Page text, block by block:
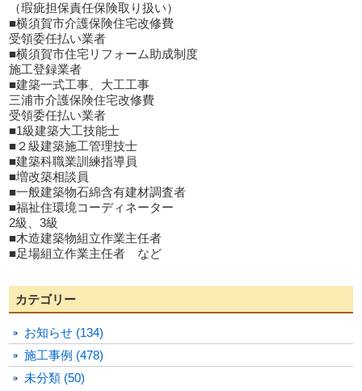
（瑕疵担保責任保険取り扱い）
■横須賀市介護保険住宅改修費
受領委任払い業者
■横須賀市住宅リフォーム助成制度
施工登録業者
■建築一式工事、大工工事
三浦市介護保険住宅改修費
受領委任払い業者
■1級建築大工技能士
■２級建築施工管理技士
■建築科職業訓練指導員
■増改築相談員
■一般建築物石綿含有建材調査者
■福祉住環境コーディネーター
2級、3級
■木造建築物組立作業主任者
■足場組立作業主任者 など
カテゴリー
お知らせ (134)
施工事例 (478)
未分類 (50)